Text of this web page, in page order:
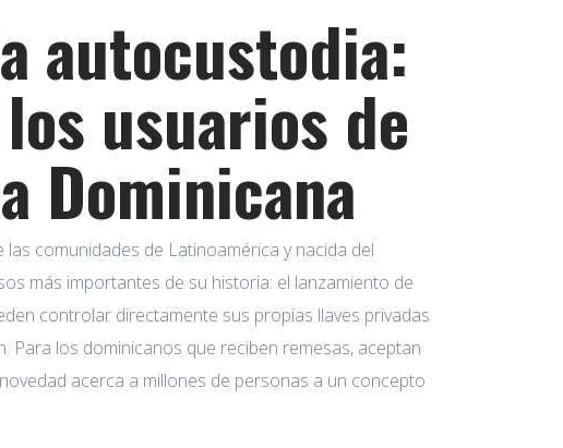
autocustodia:
usuarios de
Dominicana
comunidades de Latinoamérica y nacida del
más importantes de su historia: el lanzamiento de
controlar directamente sus propias llaves privadas
Para los dominicanos que reciben remesas, aceptan
acerca a millones de personas a un concepto